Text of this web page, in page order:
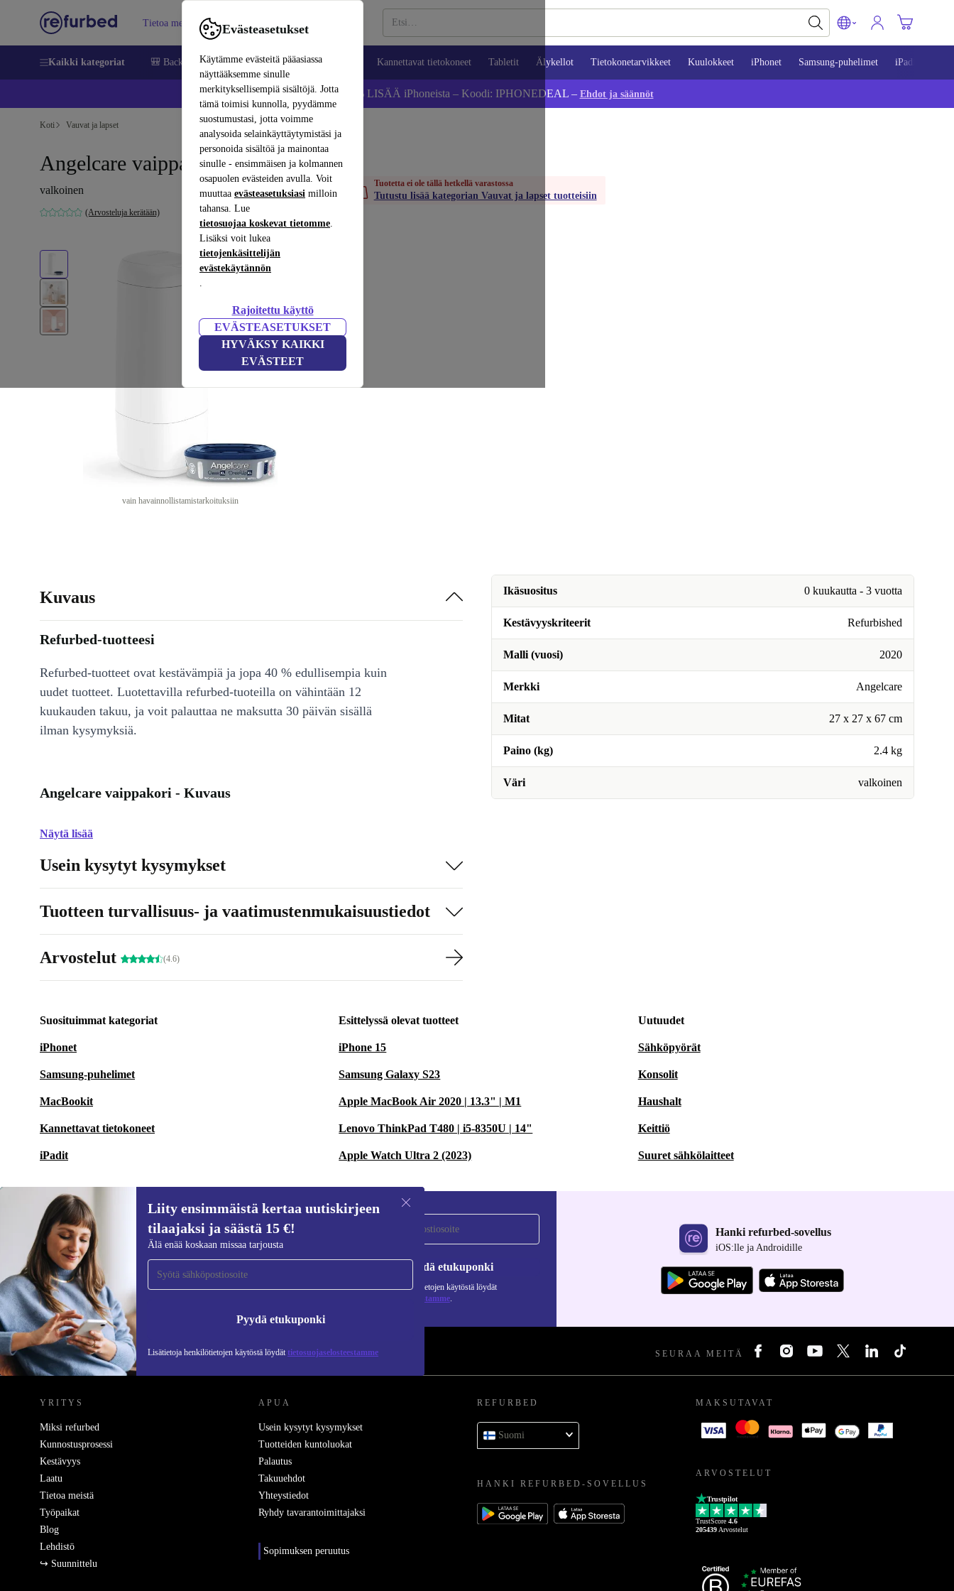
Evästeasetukset
Käytämme evästeitä pääasiassa
näyttääksemme sinulle
merkityksellisempiä sisältöjä. Jotta
tämä toimisi kunnolla, pyydämme
suostumustasi, jotta voimme
analysoida selainkäyttäytymistäsi ja
personoida sisältöä ja mainontaa
sinulle - ensimmäisen ja kolmannen
osapuolen evästeiden avulla. Voit
muuttaa evästeasetuksiasi milloin
tahansa. Lue
tietosuojaa koskevat tietomme.
Lisäksi voit lukea
tietojenkäsittelijän
evästekäytännön
.
Rajoitettu käyttö
EVÄSTEASETUKSET
HYVÄKSY KAIKKI
EVÄSTEET
Tietoa meistä Myy Apua
Kaikki kategoriat 🎒 Back to school Matkapuhelimet ja älypuhelimet Kannettavat tietokoneet Tabletit Älykellot Tietokonetarvikkeet Kuulokkeet iPhonet Samsung-puhelimet iPadit
📱 Säästä 5 % LISÄÄ iPhoneista – Koodi: IPHONEDEAL – Ehdot ja säännöt
Koti Vauvat ja lapset
Angelcare vaippakori
valkoinen
(Arvosteluja kerätään)
vain havainnollistamistarkoituksiin
Tuotetta ei ole tällä hetkellä varastossa
Tutustu lisää kategorian Vauvat ja lapset tuotteisiin
Ikäsuositus 0 kuukautta - 3 vuotta
Kestävyyskriteerit Refurbished
Malli (vuosi) 2020
Merkki Angelcare
Mitat 27 x 27 x 67 cm
Paino (kg) 2.4 kg
Väri valkoinen
Kuvaus
Refurbed-tuotteesi
Refurbed-tuotteet ovat kestävämpiä ja jopa 40 % edullisempia kuin
uudet tuotteet. Luotettavilla refurbed-tuoteilla on vähintään 12
kuukauden takuu, ja voit palauttaa ne maksutta 30 päivän sisällä
ilman kysymyksiä.
Angelcare vaippakori - Kuvaus
Näytä lisää
Usein kysytyt kysymykset
Tuotteen turvallisuus- ja vaatimustenmukaisuustiedot
Arvostelut (4.6)
Suosituimmat kategoriat
iPhonet
Samsung-puhelimet
MacBookit
Kannettavat tietokoneet
iPadit
Esittelyssä olevat tuotteet
iPhone 15
Samsung Galaxy S23
Apple MacBook Air 2020 | 13.3" | M1
Lenovo ThinkPad T480 | i5-8350U | 14"
Apple Watch Ultra 2 (2023)
Uutuudet
Sähköpyörät
Konsolit
Haushalt
Keittiö
Suuret sähkölaitteet
Liity ensimmäistä kertaa uutiskirjeen
tilaajaksi ja säästä 15 €!
Älä enää koskaan missaa tarjousta
Pyydä etukuponki
Lisätietoja henkilötietojen käytöstä löydät tietosuojaselosteestamme
Liity ensimmäistä kertaa uutiskirjeen
tilaajaksi ja säästä 15 €!
Älä missaa enää yhtäkään tarjousta.
Pyydä etukuponki
Lisätietoja henkilötietojen käytöstä löydät
tietosuojaselosteestamme.
Hanki refurbed-sovellus
iOS:lle ja Androidille
REFURBED SUOMI - RETHINK NEW. SEURAA MEITÄ
YRITYS
Miksi refurbed
Kunnostusprosessi
Kestävyys
Laatu
Tietoa meistä
Työpaikat
Blog
Lehdistö
↪ Suunnittelu
APUA
Usein kysytyt kysymykset
Tuotteiden kuntoluokat
Palautus
Takuuehdot
Yhteystiedot
Ryhdy tavarantoimittajaksi
Sopimuksen peruutus
REFURBED
Suomi
HANKI REFURBED-SOVELLUS
MAKSUTAVAT
ARVOSTELUT
Trustpilot
TrustScore 4.6
205439 Arvostelut